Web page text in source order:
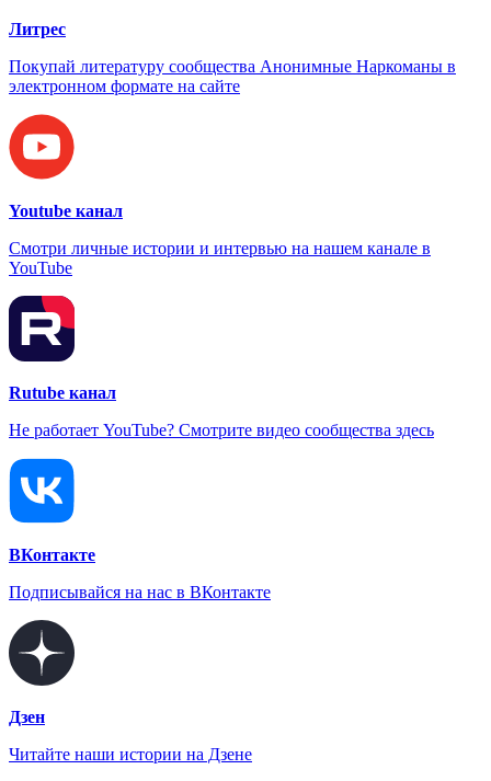
Литрес
Покупай литературу сообщества Анонимные Наркоманы в
электронном формате на сайте
Youtube канал
Смотри личные истории и интервью на нашем канале в
YouTube
Rutube канал
Не работает YouTube? Смотрите видео сообщества здесь
ВКонтакте
Подписывайся на нас в ВКонтакте
Дзен
Читайте наши истории на Дзене